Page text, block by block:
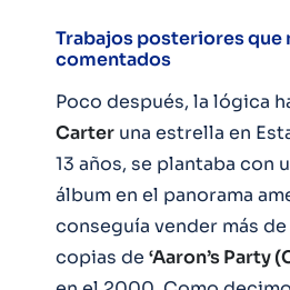
Trabajos posteriores que
comentados
Poco después, la lógica
Carter una estrella en
13 años, se plantaba con
álbum en el panorama
conseguía vender más
copias de ‘Aaron’s Party